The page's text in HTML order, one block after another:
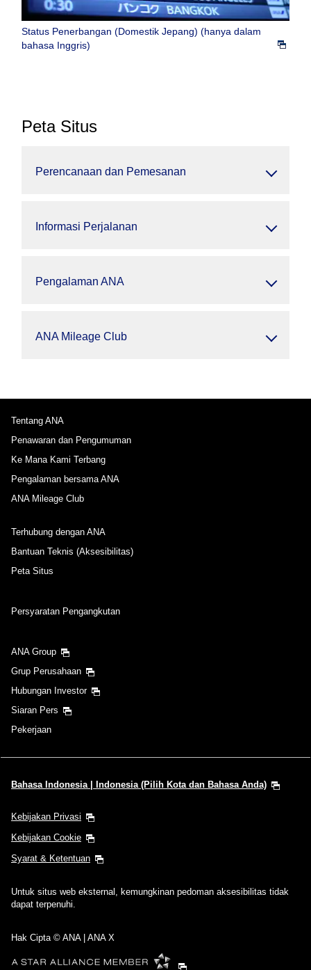
Status Penerbangan (Domestik Jepang) (hanya dalam
bahasa Inggris)
Peta Situs
Perencanaan dan Pemesanan
Informasi Perjalanan
Pengalaman ANA
ANA Mileage Club
Tentang ANA
Penawaran dan Pengumuman
Ke Mana Kami Terbang
Pengalaman bersama ANA
ANA Mileage Club
Terhubung dengan ANA
Bantuan Teknis (Aksesibilitas)
Peta Situs
Persyaratan Pengangkutan
ANA Group
Grup Perusahaan
Hubungan Investor
Siaran Pers
Pekerjaan
Bahasa Indonesia | Indonesia (Pilih Kota dan Bahasa Anda)
Kebijakan Privasi
Kebijakan Cookie
Syarat & Ketentuan
Untuk situs web eksternal, kemungkinan pedoman aksesibilitas tidak
dapat terpenuhi.
Hak Cipta © ANA | ANA X